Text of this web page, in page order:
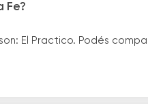
Fe?
El Practico. Podés